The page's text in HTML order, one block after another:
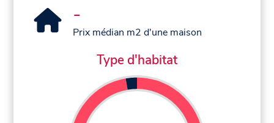
-
Prix médian m2 d'une maison
Type d'habitat